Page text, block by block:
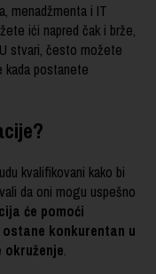
menadžmenta i IT
ići napred čak i brže,
stvari, često možete
kada postanete
kvalifikovani kako bi
da oni mogu uspešno
će pomoći
konkurentan u
.